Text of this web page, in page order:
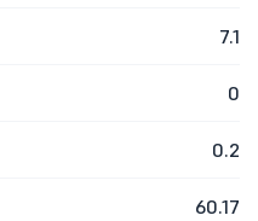
7.1
0
0.2
60.17